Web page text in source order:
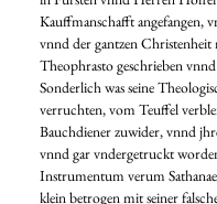
Kauffmanschafft angefangen,
vnnd der gantzen
Theophrasto geschrieben
Sonderlich was seine
verruchten, vom Teuffel
Bauchdiener zuwider, vnnd
vnnd gar vndergetruckt
Instrumentum verum
klein betrogen mit seiner